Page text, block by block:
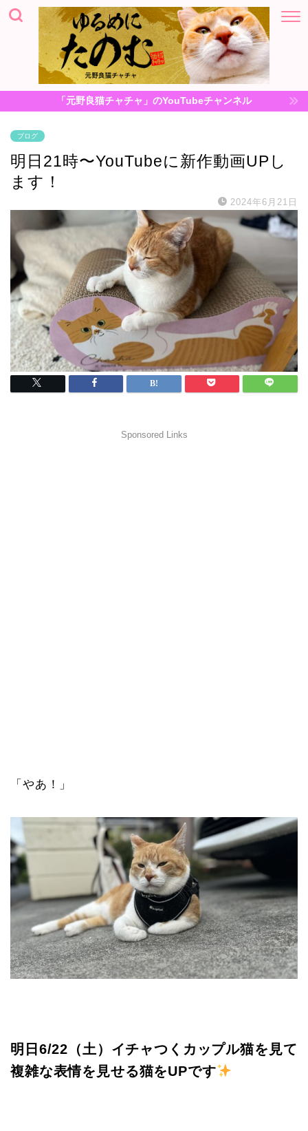
「元野良猫チャチャ」のYouTubeチャンネル
ブログ
明日21時〜YouTubeに新作動画UPし
ます！
2024年6月21日
Sponsored Links
「やあ！」
明日6/22（土）イチャつくカップル猫を見て
複雑な表情を見せる猫をUPです